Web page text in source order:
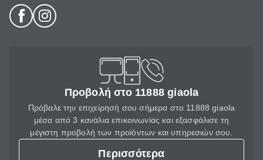
Προβολή στο 11888 giaola
Πρόβαλε την επιχείρησή σου σήμερα στο 11888 giaola
μέσα από 3 κανάλια επικοινωνίας και εξασφάλισε τη
μέγιστη προβολή των προϊόντων και υπηρεσιών σου.
Περισσότερα